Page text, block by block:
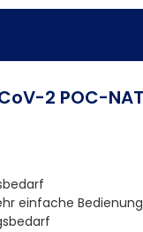
2 POC-
einfache